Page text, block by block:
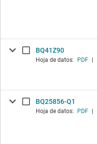
BQ41Z90
Hoja de datos: PDF
BQ25856-Q1
Hoja de datos: PDF